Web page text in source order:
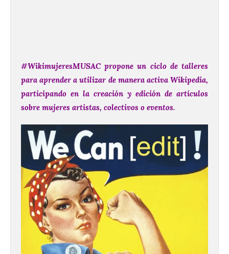
#WikimujeresMUSAC propone un ciclo de talleres
para aprender a utilizar de manera activa Wikipedia,
participando en la creación y edición de artículos
sobre mujeres artistas, colectivos o eventos.